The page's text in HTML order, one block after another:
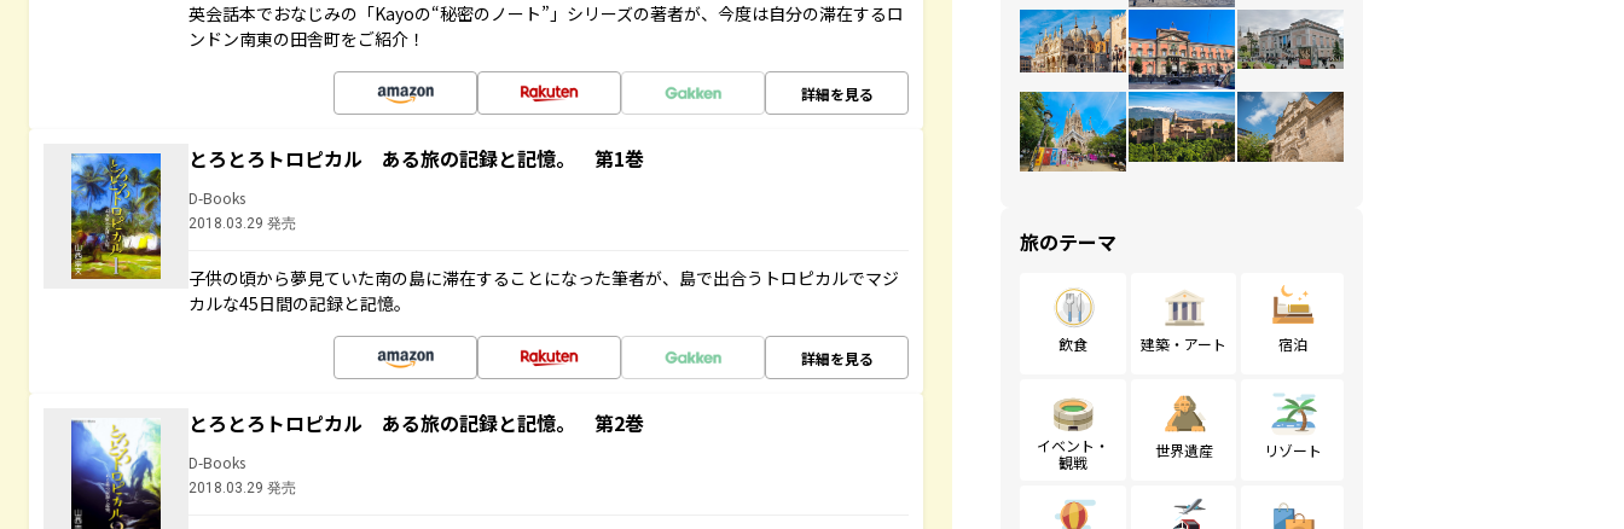
英会話本でおなじみの「Kayoの“秘密のノート”」シリーズの著者が、今度は自分の滞在するロ
ンドン南東の田舎町をご紹介！
詳細を見る
とろとろトロピカル ある旅の記録と記憶。 第1巻
D-Books
2018.03.29 発売
子供の頃から夢見ていた南の島に滞在することになった筆者が、島で出合うトロピカルでマジ
カルな45日間の記録と記憶。
詳細を見る
とろとろトロピカル ある旅の記録と記憶。 第2巻
D-Books
2018.03.29 発売
旅のテーマ
飲食 建築・アート 宿泊
イベント・
観戦
世界遺産 リゾート